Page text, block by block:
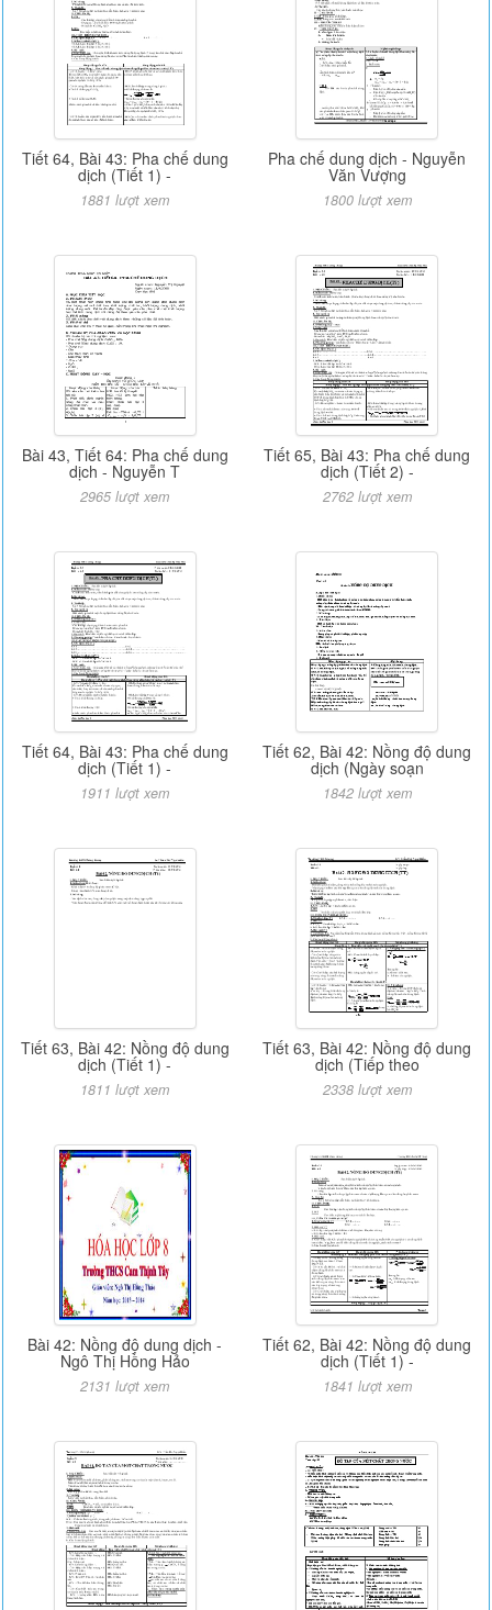
Tiết 64, Bài 43: Pha chế dung
dịch (Tiết 1) -
1881 lượt xem
Pha chế dung dịch - Nguyễn
Văn Vượng
1800 lượt xem
Bài 43, Tiết 64: Pha chế dung
dịch - Nguyễn T
2965 lượt xem
Tiết 65, Bài 43: Pha chế dung
dịch (Tiết 2) -
2762 lượt xem
Tiết 64, Bài 43: Pha chế dung
dịch (Tiết 1) -
1911 lượt xem
Tiết 62, Bài 42: Nồng độ dung
dịch (Ngày soạn
1842 lượt xem
Tiết 63, Bài 42: Nồng độ dung
dịch (Tiết 1) -
1811 lượt xem
Tiết 63, Bài 42: Nồng độ dung
dịch (Tiếp theo
2338 lượt xem
Bài 42: Nồng độ dung dịch -
Ngô Thị Hồng Hảo
2131 lượt xem
Tiết 62, Bài 42: Nồng độ dung
dịch (Tiết 1) -
1841 lượt xem